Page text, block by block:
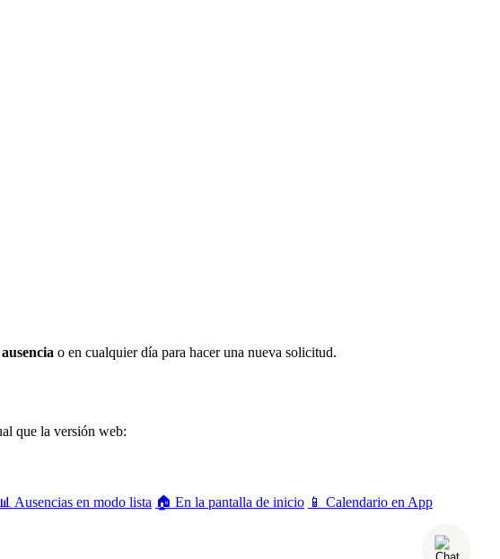
ausencia o en cualquier día para hacer una nueva solicitud.
que la versión web:
Ausencias en modo lista 🏠 En la pantalla de inicio 📱 Calendario en App